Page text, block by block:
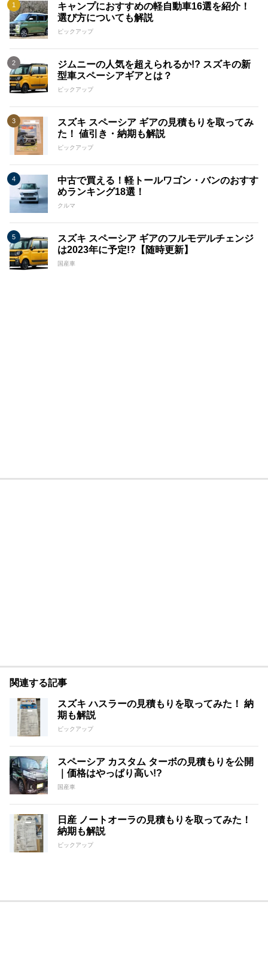
キャンプにおすすめの軽自動車16選を紹介！
選び方についても解説
ピックアップ
ジムニーの人気を超えられるか!? スズキの新
型車スペーシアギアとは？
ピックアップ
スズキ スペーシア ギアの見積もりを取ってみ
た！ 値引き・納期も解説
ピックアップ
中古で買える！軽トールワゴン・バンのおすす
めランキング18選！
クルマ
スズキ スペーシア ギアのフルモデルチェンジ
は2023年に予定!?【随時更新】
国産車
関連する記事
スズキ ハスラーの見積もりを取ってみた！ 納
期も解説
ピックアップ
スペーシア カスタム ターボの見積もりを公開
｜価格はやっぱり高い!?
国産車
日産 ノートオーラの見積もりを取ってみた！
納期も解説
ピックアップ